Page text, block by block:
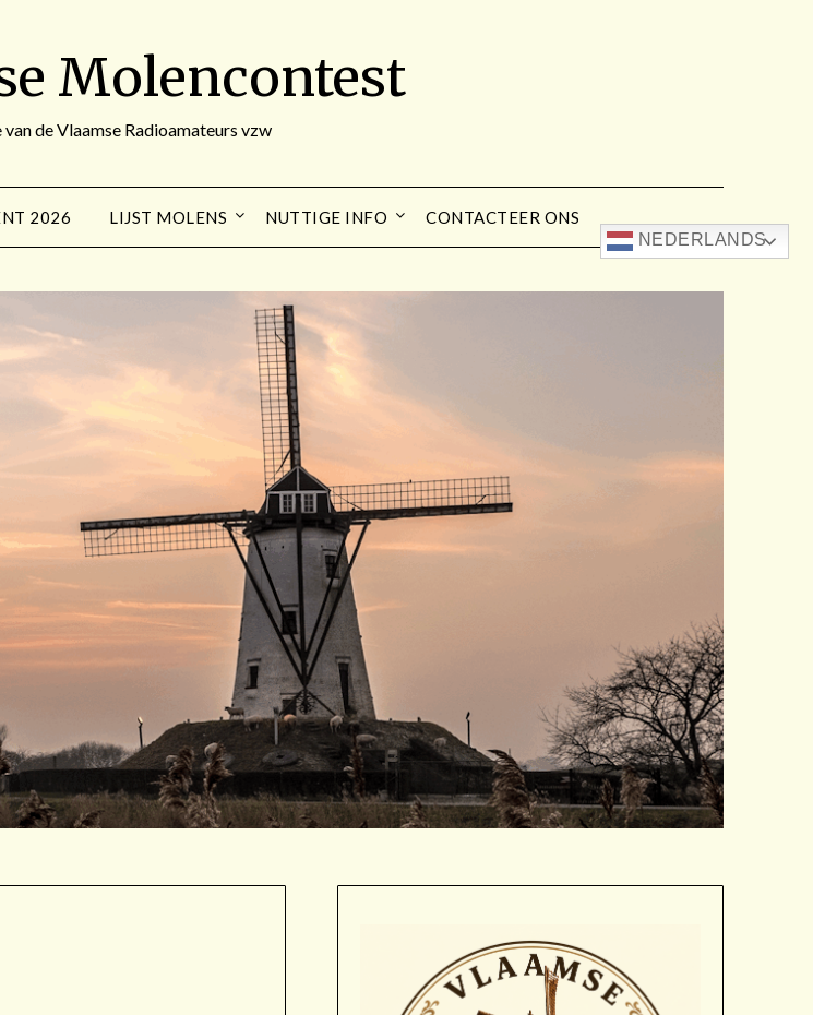
Molencontest
van de Vlaamse Radioamateurs vzw
2026 LIJST MOLENS NUTTIGE INFO CONTACTEER ONS
NEDERLANDS